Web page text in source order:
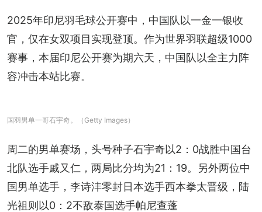
2025年印尼羽毛球公开赛中，中国队以一金一银收
官，仅在女双项目实现登顶。作为世界羽联超级1000
赛事，本届印尼公开赛为期六天，中国队以全主力阵
容冲击本站比赛。
国羽男单一哥石宇奇。（Getty Images）
周二的男单赛场，头号种子石宇奇以2：0战胜中国台
北队选手戚又仁，两局比分均为21：19。另外两位中
国男单选手，李诗沣零封日本选手西本拳太晋级，陆
光祖则以0：2不敌泰国选手帕尼查蓬